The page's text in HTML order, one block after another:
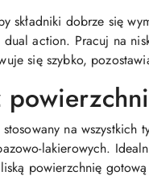
składniki dobrze się
dual action. Pracuj na
się szybko,
na
lakierowych.
powierzchnię